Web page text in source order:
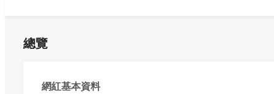
總覽
網紅基本資料